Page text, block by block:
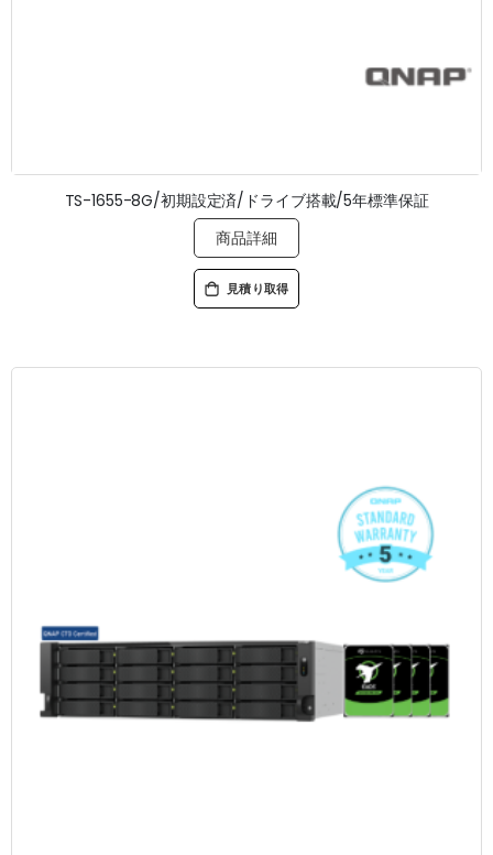
TS-1655-8G/初期設定済/ドライブ搭載/5年標準保証
商品詳細
見積り取得